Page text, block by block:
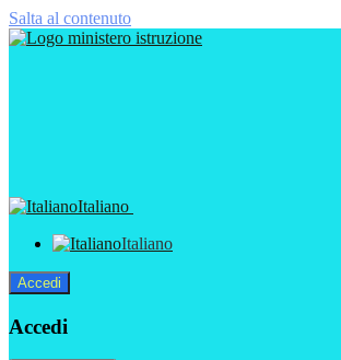
Salta al contenuto
Italiano
Italiano
Accedi
Accedi